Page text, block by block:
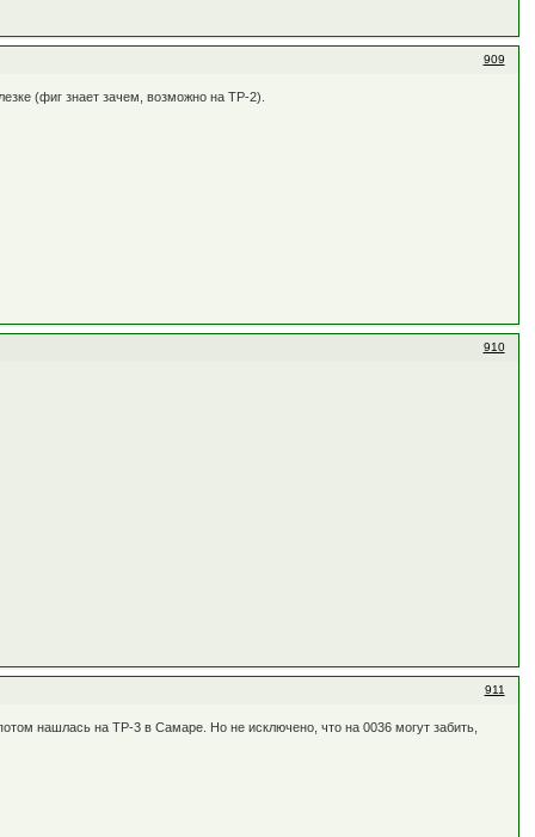
909
(фиг знает зачем, возможно на ТР-2).
910
911
нашлась на ТР-3 в Самаре. Но не исключено, что на 0036 могут забить,